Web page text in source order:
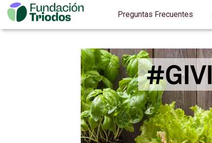
Preguntas Frecuentes